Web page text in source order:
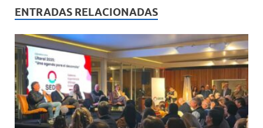
s
A
p
p
b
o
o
k
p
ar
ti
r
ENTRADAS RELACIONADAS